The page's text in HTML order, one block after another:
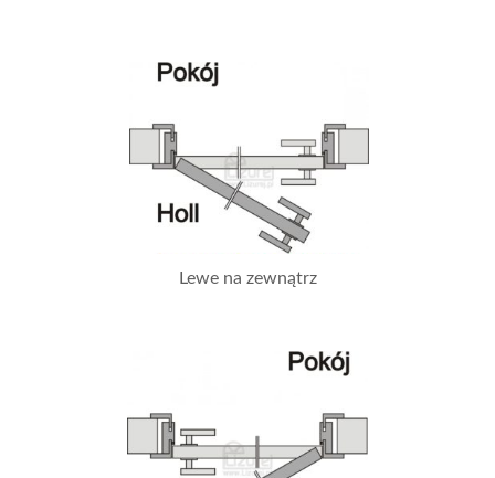
Lewe na zewnątrz